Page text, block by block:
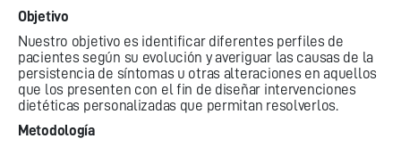
Objetivo
Nuestro objetivo es identificar diferentes perfiles de
pacientes según su evolución y averiguar las causas de la
persistencia de síntomas u otras alteraciones en aquellos
que los presenten con el fin de diseñar intervenciones
dietéticas personalizadas que permitan resolverlos.
Metodología